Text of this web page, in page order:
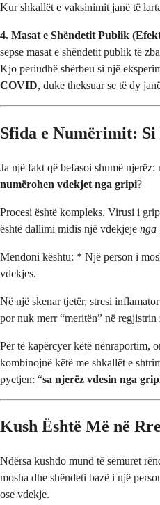
Kur shkallët e vaksinimit janë të
4. Masat e Shëndetit Publik
sepse masat e shëndetit publik të
Kjo periudhë shërbeu si një
COVID, duke theksuar se të dy
Sfida e Numërimit:
Ja një fakt që befasoi shumë
numërohen vdekjet nga gripi?
Procesi është kompleks. Virusi i
është dallimi midis një vdekjeje nga
Mendoni kështu: * Një person i
vdekjes.
Në një skenar tjetër, stresi
por nuk merr “meritën” në
Për të kapërcyer këtë nënraportim,
kombinojnë këtë me shkallët e
pyetjen: “sa njerëz vdesin nga
Kush Është Më në
Ndërsa kushdo mund të sëmuret
mosha dhe shëndeti bazë i një
ose vdekje.